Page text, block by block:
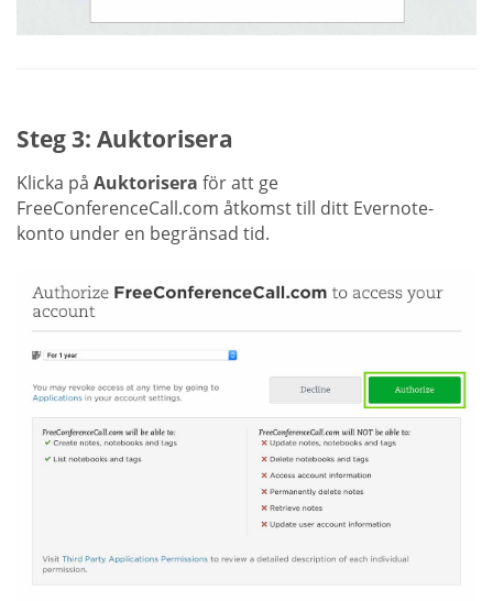
Steg 3: Auktorisera
Klicka på Auktorisera för att ge
FreeConferenceCall.com åtkomst till ditt Evernote-
konto under en begränsad tid.